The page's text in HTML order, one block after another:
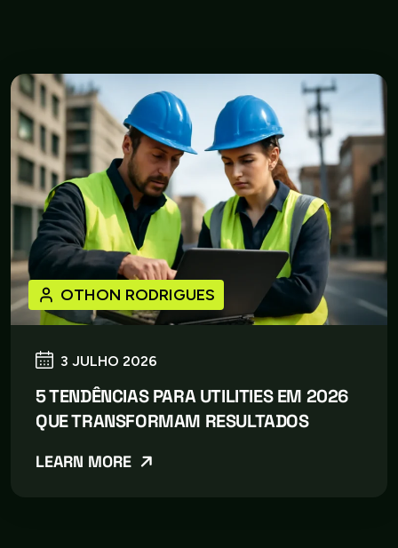
3 JULHO 2026
OTHON RODRIGUES
5 TENDÊNCIAS PARA UTILITIES EM 2026
QUE TRANSFORMAM RESULTADOS
LEARN MORE